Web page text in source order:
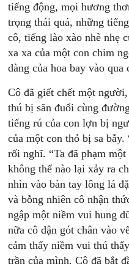
tiếng động, mọi hương
trọng thái quá, những
cô, tiếng lào xào nhè nhẹ
xa xa của một con chim
dàng của hoa bay vào qua
Cô đã giết chết một
thú bị săn đuổi cùng
tiếng rú của con lợn bị
của một con thỏ bị sa
rối nghĩ. “Ta đã phạm
không thể nào lại xảy ra
nhìn vào bàn tay lông lá
và bỗng nhiên cô nhận
ngập một niềm vui hung
nữa cô dận gót chân vào
cảm thấy niềm vui thú
trần của mình. Cô đã bắt